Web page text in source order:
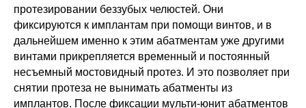
протезировании беззубых челюстей. Они
фиксируются к имплантам при помощи винтов, и в
дальнейшем именно к этим абатментам уже другими
винтами прикрепляется временный и постоянный
несъемный мостовидный протез. И это позволяет при
снятии протеза не вынимать абатменты из
имплантов. После фиксации мульти-юнит абатментов